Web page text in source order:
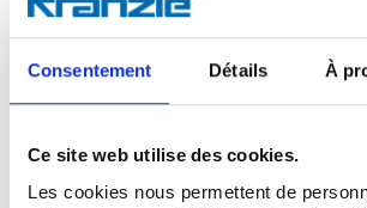
Consentement Détails À
Ce site web utilise des cookies.
Les cookies nous permettent de
Aspirateur de boue
N° de réf. 41791
Aspiration de boues de mares et
nettoyeurs haute pression à partir de
buse de série 055